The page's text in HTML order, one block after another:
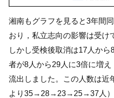
湘南もグラフを見ると3年間
おり，私立志向の影響は受け
しかし受検後取消は17人か
者が8人から29人に3倍に増
流出しました。この人数は近
より35→28→23→25→37人）